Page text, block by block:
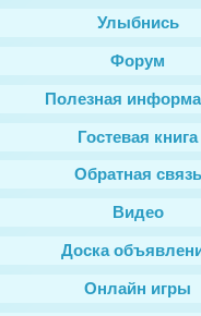
Улыбнись
Форум
Полезная
Гостевая книга
Обратная связь
Видео
Доска
Онлайн игры